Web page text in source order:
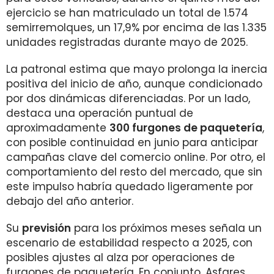
ejercicio se han matriculado un total de 1.574
semirremolques, un 17,9% por encima de las 1.335
unidades registradas durante mayo de 2025.
La patronal estima que mayo prolonga la inercia
positiva del inicio de año, aunque condicionado
por dos dinámicas diferenciadas. Por un lado,
destaca una operación puntual de
aproximadamente 300 furgones de paquetería,
con posible continuidad en junio para anticipar
campañas clave del comercio online. Por otro, el
comportamiento del resto del mercado, que sin
este impulso habría quedado ligeramente por
debajo del año anterior.
Su previsión para los próximos meses señala un
escenario de estabilidad respecto a 2025, con
posibles ajustes al alza por operaciones de